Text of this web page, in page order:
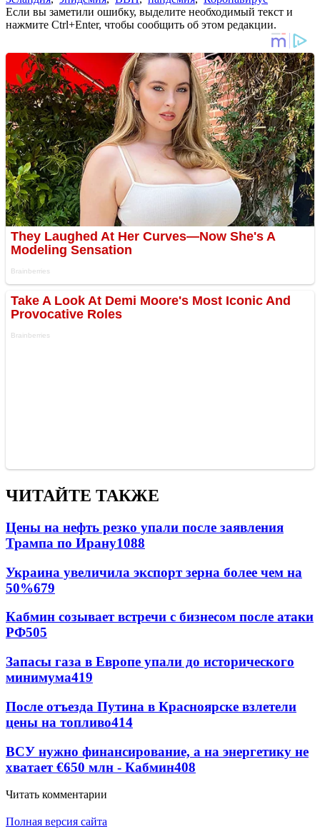
Если вы заметили ошибку, выделите необходимый текст и
нажмите Ctrl+Enter, чтобы сообщить об этом редакции.
ЧИТАЙТЕ ТАКЖЕ
Цены на нефть резко упали после заявления
Трампа по Ирану1088
Украина увеличила экспорт зерна более чем на
50%679
Кабмин созывает встречи с бизнесом после атаки
РФ505
Запасы газа в Европе упали до исторического
минимума419
После отъезда Путина в Красноярске взлетели
цены на топливо414
ВСУ нужно финансирование, а на энергетику не
хватает €650 млн - Кабмин408
Читать комментарии
Полная версия сайта